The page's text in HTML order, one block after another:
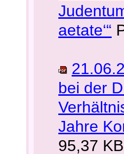
aetate‘“
bei der
Jahre
95,37 KB